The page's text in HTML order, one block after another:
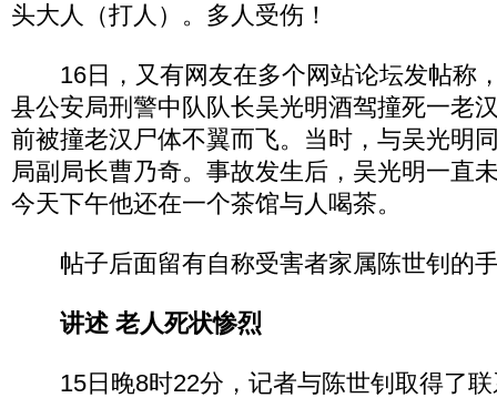
头大人（打人）。多人受伤！
16日，又有网友在多个网站论坛发帖称
县公安局刑警中队队长吴光明酒驾撞死一老
前被撞老汉尸体不翼而飞。当时，与吴光明
局副局长曹乃奇。事故发生后，吴光明一直
今天下午他还在一个茶馆与人喝茶。
帖子后面留有自称受害者家属陈世钊的
讲述 老人死状惨烈
15日晚8时22分，记者与陈世钊取得了联